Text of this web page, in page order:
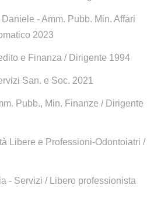
- Amm. Pubb. Min. Affari
2023
e Finanza / Dirigente 1994
San. e Soc. 2021
Pubb., Min. Finanze / Dirigente
Libere e Professioni-Odontoiatri /
- Servizi / Libero professionista